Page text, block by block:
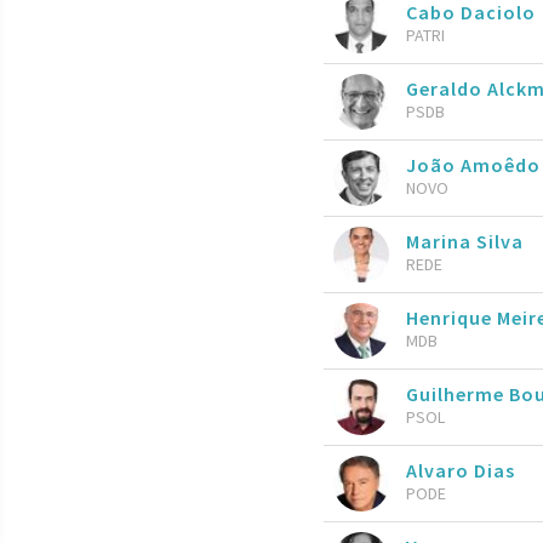
Cabo Daciolo
PATRI
Geraldo
PSDB
João Amoêdo
NOVO
Marina Silva
REDE
Henrique
MDB
Guilherme
PSOL
Alvaro Dias
PODE